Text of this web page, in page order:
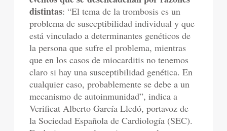
distintas: “El tema de la trombosis es un
problema de susceptibilidad individual y que
está vinculado a determinantes genéticos de
la persona que sufre el problema, mientras
que en los casos de miocarditis no tenemos
claro si hay una susceptibilidad genética. En
cualquier caso, probablemente se debe a un
mecanismo de autoinmunidad”, indica a
Verificat Alberto García Lledó, portavoz de
la Sociedad Española de Cardiología (SEC).